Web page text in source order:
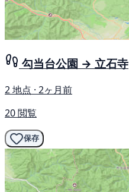
勾当台公園 → 立石寺
2 地点 · 2ヶ月前
20 閲覧
保存